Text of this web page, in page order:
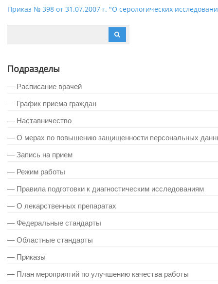
Приказ № 398 от 31.07.2007 г. "О серологических
Подразделы
— Расписание врачей
— График приема граждан
— Наставничество
— О мерах по повышению защищенности персональных
— Запись на прием
— Режим работы
— Правила подготовки к диагностическим исследованиям
— О лекарственных препаратах
— Федеральные стандарты
— Областные стандарты
— Приказы
— План мероприятий по улучшению качества работы